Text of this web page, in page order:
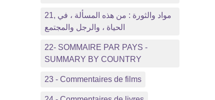
21, مواد والثورة : من هذه المسألة ، في
الحياة ، والرجل والمجتمع
22- SOMMAIRE PAR PAYS -
SUMMARY BY COUNTRY
23 - Commentaires de films